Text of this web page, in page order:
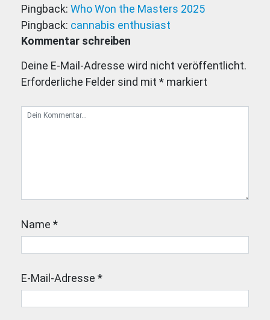
Pingback: Who Won the Masters 2025
Pingback: cannabis enthusiast
Kommentar schreiben
Deine E-Mail-Adresse wird nicht veröffentlicht.
Erforderliche Felder sind mit * markiert
Name *
E-Mail-Adresse *